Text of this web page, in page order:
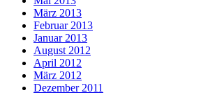
März 2013
Februar 2013
Januar 2013
August 2012
April 2012
März 2012
Dezember 2011